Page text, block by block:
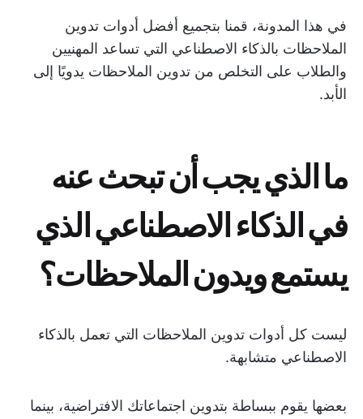
في هذا المدونة، قمنا بتجميع أفضل أدوات تدوين
الملاحظات بالذكاء الاصطناعي التي تساعد المهنيين
والطلاب على التخلص من تدوين الملاحظات يدويًا إلى
الأبد.
ما الذي يجب أن تبحث عنه
في الذكاء الاصطناعي الذي
يستمع ويدون الملاحظات؟
ليست كل أدوات تدوين الملاحظات التي تعمل بالذكاء
الاصطناعي متشابهة.
بعضها يقوم ببساطة بتدوين اجتماعاتك الافتراضية، بينما